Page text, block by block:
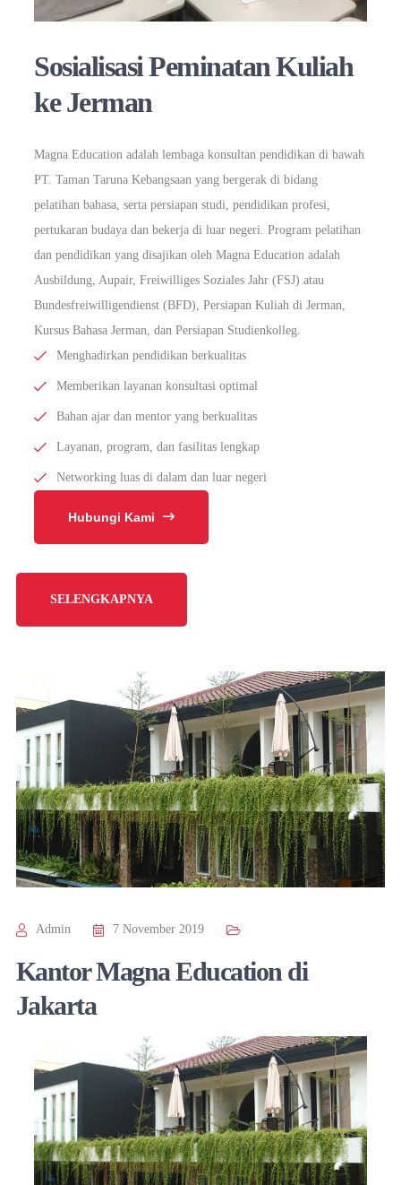
Sosialisasi Peminatan Kuliah
ke Jerman
Magna Education adalah lembaga konsultan pendidikan di bawah
PT. Taman Taruna Kebangsaan yang bergerak di bidang
pelatihan bahasa, serta persiapan studi, pendidikan profesi,
pertukaran budaya dan bekerja di luar negeri. Program pelatihan
dan pendidikan yang disajikan oleh Magna Education adalah
Ausbildung, Aupair, Freiwilliges Soziales Jahr (FSJ) atau
Bundesfreiwilligendienst (BFD), Persiapan Kuliah di Jerman,
Kursus Bahasa Jerman, dan Persiapan Studienkolleg.
Menghadirkan pendidikan berkualitas
Memberikan layanan konsultasi optimal
Bahan ajar dan mentor yang berkualitas
Layanan, program, dan fasilitas lengkap
Networking luas di dalam dan luar negeri
Hubungi Kami
SELENGKAPNYA
Admin 7 November 2019
Kantor Magna Education di
Jakarta